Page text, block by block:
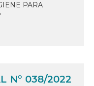
PARA
N° 038/2022